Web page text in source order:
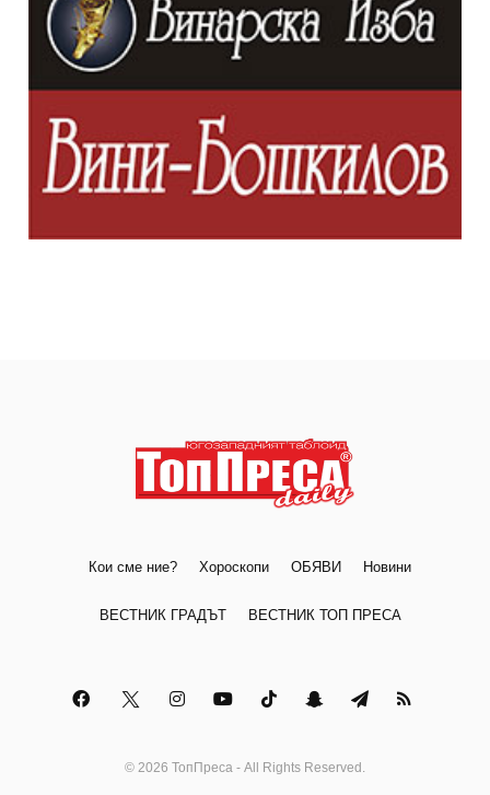
Кои сме ние? Хороскопи ОБЯВИ Новини
ВЕСТНИК ГРАДЪТ ВЕСТНИК ТОП ПРЕСА
© 2026 ТопПреса - All Rights Reserved.